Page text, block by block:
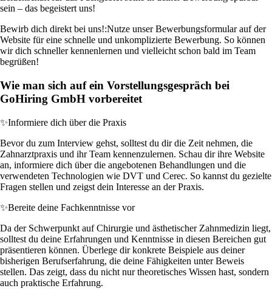
sein – das begeistert uns!
Bewirb dich direkt bei uns!:Nutze unser Bewerbungsformular auf der
Website für eine schnelle und unkomplizierte Bewerbung. So können
wir dich schneller kennenlernen und vielleicht schon bald im Team
begrüßen!
Wie man sich auf ein Vorstellungsgespräch bei
GoHiring GmbH vorbereitet
✨Informiere dich über die Praxis
Bevor du zum Interview gehst, solltest du dir die Zeit nehmen, die
Zahnarztpraxis und ihr Team kennenzulernen. Schau dir ihre Website
an, informiere dich über die angebotenen Behandlungen und die
verwendeten Technologien wie DVT und Cerec. So kannst du gezielte
Fragen stellen und zeigst dein Interesse an der Praxis.
✨Bereite deine Fachkenntnisse vor
Da der Schwerpunkt auf Chirurgie und ästhetischer Zahnmedizin liegt,
solltest du deine Erfahrungen und Kenntnisse in diesen Bereichen gut
präsentieren können. Überlege dir konkrete Beispiele aus deiner
bisherigen Berufserfahrung, die deine Fähigkeiten unter Beweis
stellen. Das zeigt, dass du nicht nur theoretisches Wissen hast, sondern
auch praktische Erfahrung.